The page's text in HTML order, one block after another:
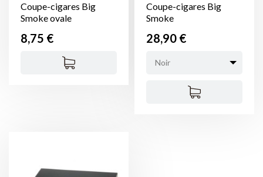
Coupe-cigares Big
Smoke ovale
Prix
8,75 €
Coupe-cigares Big
Smoke
Prix
28,90 €
Noir